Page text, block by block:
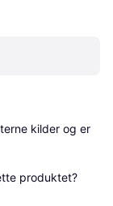
kilder og er
produktet?